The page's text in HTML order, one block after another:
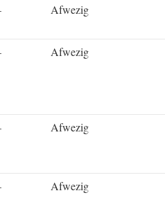
Afwezig
Afwezig
Afwezig
Afwezig